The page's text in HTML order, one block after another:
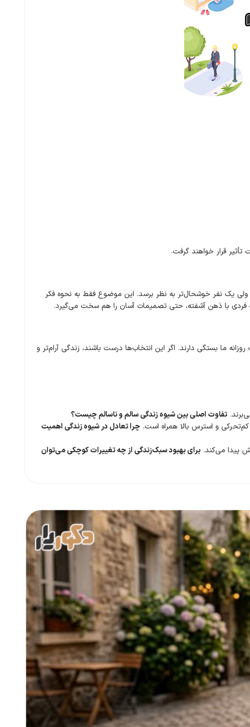
قرار خواهند گرفت.
یک نفر خوشحال‌تر به نظر برسد. این موضوع فقط به نحوه فکر
فردی با ذهن آشفته، حتی تصمیمات آسان را هم سخت می‌گیرد.
ما بستگی دارند. اگر این انتخاب‌ها درست باشند، زندگی آرام‌تر و
تفاوت اصلی بین شیوه زندگی سالم و ناسالم چیست؟
و استرس بالا همراه است. چرا تعادل در شیوه زندگی اهمیت
پیدا می‌کند. برای بهبود سبک‌زندگی از چه تغییرات کوچکی می‌توان